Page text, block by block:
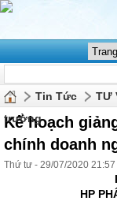
Tin Tức TƯ
trường
Kế hoạch
chính doanh
Thứ tư - 29/07/2020 21:57
HP